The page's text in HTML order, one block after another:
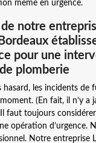
même en urgence.
notre
pour une
plomberie
hasard, les incidents de
(En fait, il n’y a
faut toujours
opération d’urgence.
Notre entreprise